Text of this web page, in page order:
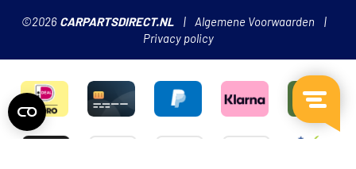
©2026 CARPARTSDIRECT.NL
Algemene Voorwaarden
Privacy policy